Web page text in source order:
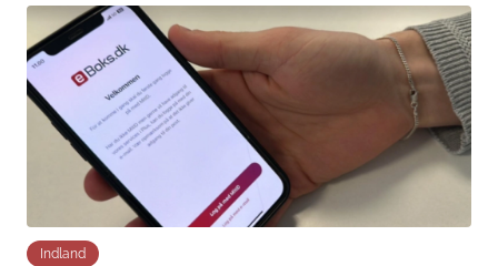
Indland